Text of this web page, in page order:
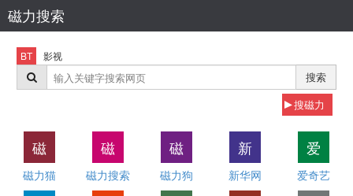
磁力搜索
BT 影视
搜索
搜磁力
磁
磁力猫
磁
磁力搜索
磁
磁力狗
新
新华网
爱
爱奇艺